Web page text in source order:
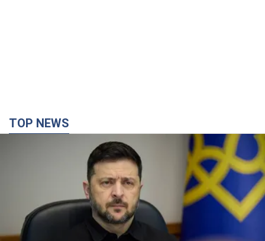
TOP NEWS